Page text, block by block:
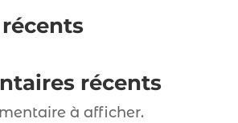
récents
à afficher.